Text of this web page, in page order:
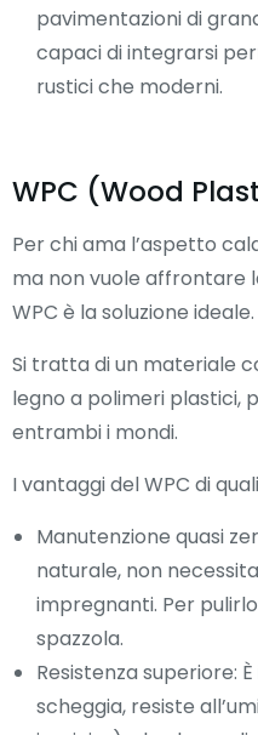
pavimentazioni di
capaci di integrarsi
rustici che moderni.
WPC (Wood
Per chi ama l’aspetto
ma non vuole affrontare
WPC è la soluzione ideale.
Si tratta di un materiale
legno a polimeri plastici,
entrambi i mondi.
I vantaggi del WPC di
Manutenzione quasi
naturale, non
impregnanti. Per
spazzola.
Resistenza superiore:
scheggia, resiste